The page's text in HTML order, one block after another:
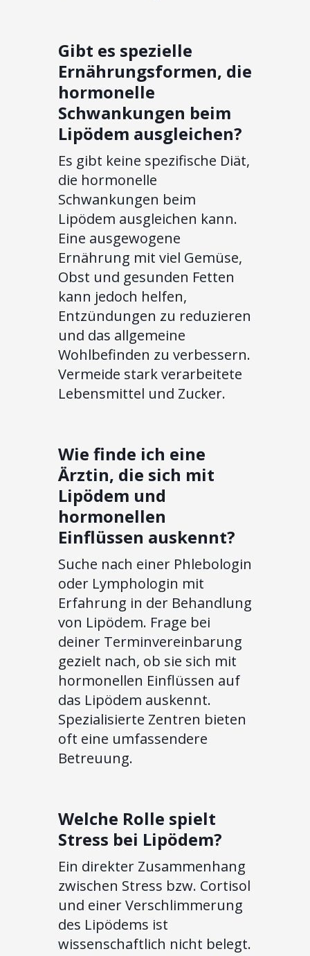
Gibt es spezielle
Ernährungsformen, die
hormonelle
Schwankungen beim
Lipödem ausgleichen?
Es gibt keine spezifische Diät,
die hormonelle
Schwankungen beim
Lipödem ausgleichen kann.
Eine ausgewogene
Ernährung mit viel Gemüse,
Obst und gesunden Fetten
kann jedoch helfen,
Entzündungen zu reduzieren
und das allgemeine
Wohlbefinden zu verbessern.
Vermeide stark verarbeitete
Lebensmittel und Zucker.
Wie finde ich eine
Ärztin, die sich mit
Lipödem und
hormonellen
Einflüssen auskennt?
Suche nach einer Phlebologin
oder Lymphologin mit
Erfahrung in der Behandlung
von Lipödem. Frage bei
deiner Terminvereinbarung
gezielt nach, ob sie sich mit
hormonellen Einflüssen auf
das Lipödem auskennt.
Spezialisierte Zentren bieten
oft eine umfassendere
Betreuung.
Welche Rolle spielt
Stress bei Lipödem?
Ein direkter Zusammenhang
zwischen Stress bzw. Cortisol
und einer Verschlimmerung
des Lipödems ist
wissenschaftlich nicht belegt.